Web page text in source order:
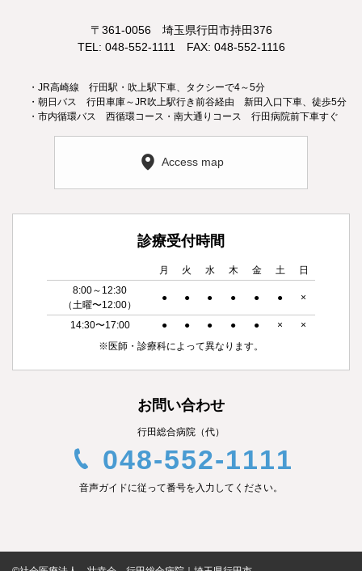
〒361-0056 埼玉県行田市持田376
TEL: 048-552-1111 FAX: 048-552-1116
・JR高崎線 行田駅・吹上駅下車、タクシーで4～5分
・朝日バス 行田車庫～JR吹上駅行き前谷経由 新田入口下車、徒歩5分
・市内循環バス 西循環コース・南大通りコース 行田病院前下車すぐ
Access map
診療受付時間
月 火 水 木 金 土
日
8:00～12:30
（土曜〜12:00）
● ● ● ● ● ● ×
14:30〜17:00 ● ● ● ● ● ×
×
※医師・診療科によって異なります。
お問い合わせ
行田総合病院（代）
048-552-1111
音声ガイドに従って番号を入力してください。